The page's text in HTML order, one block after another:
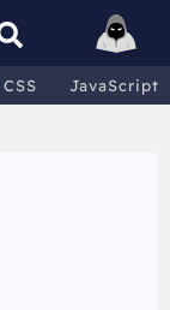
CSS JavaScript